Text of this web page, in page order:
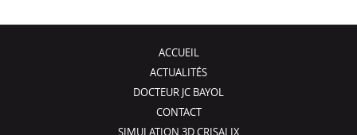
ACCUEIL
ACTUALITÉS
DOCTEUR JC BAYOL
CONTACT
SIMULATION 3D CRISALIX